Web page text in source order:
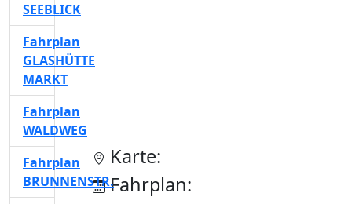
Karte:
Fahrplan:
SEEBLICK
Fahrplan
GLASHÜTTE
MARKT
Fahrplan
WALDWEG
Fahrplan
BRUNNENSTR.